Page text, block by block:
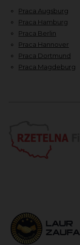
Praca Augsburg
Praca Hamburg
Praca Berlin
Praca Hannover
Praca Dortmund
Praca Magdeburg